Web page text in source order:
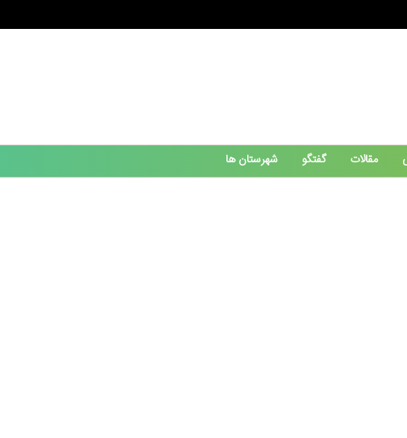
مقالات گفتگو شهرستان ها